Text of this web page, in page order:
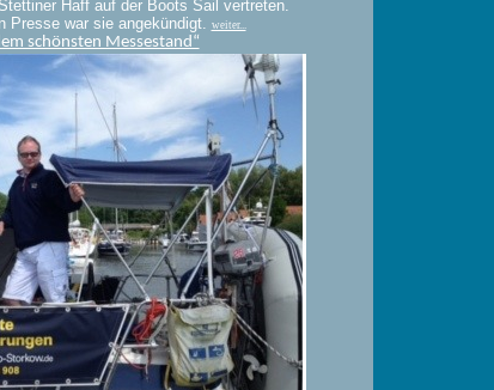
Haff auf der Boots Sail vertreten.
Presse war sie angekündigt.
weiter...
schönsten Messestand“